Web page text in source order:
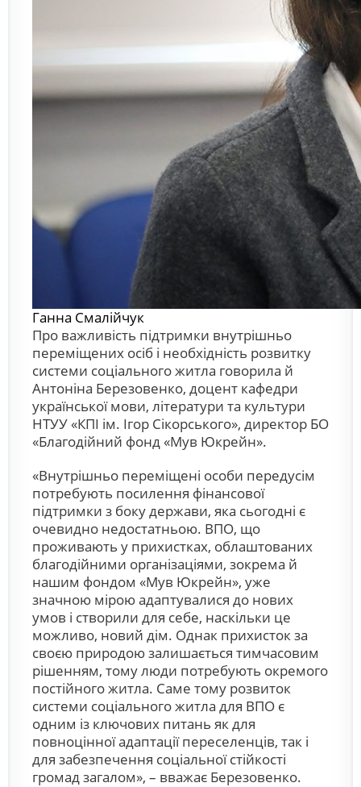
Ганна Смалійчук
Про важливість підтримки внутрішньо
переміщених осіб і необхідність розвитку
системи соціального житла говорила й
Антоніна Березовенко, доцент кафедри
української мови, літератури та культури
НТУУ «КПІ ім. Ігор Сікорського», директор БО
«Благодійний фонд «Мув Юкрейн».
«Внутрішньо переміщені особи передусім
потребують посилення фінансової
підтримки з боку держави, яка сьогодні є
очевидно недостатньою. ВПО, що
проживають у прихистках, облаштованих
благодійними організаціями, зокрема й
нашим фондом «Мув Юкрейн», уже
значною мірою адаптувалися до нових
умов і створили для себе, наскільки це
можливо, новий дім. Однак прихисток за
своєю природою залишається тимчасовим
рішенням, тому люди потребують окремого
постійного житла. Саме тому розвиток
системи соціального житла для ВПО є
одним із ключових питань як для
повноцінної адаптації переселенців, так і
для забезпечення соціальної стійкості
громад загалом», – вважає Березовенко.